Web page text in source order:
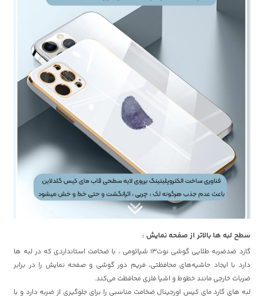
سطح لبه ها بالاتر از صفحه نمایش :
گارد ضدضربه طلایی گوشی نوت13 شیائومی ، با ضخامت استانداردی که در لبه ها
دارد با ایجاد حاشیه‌های محافظتی، فریم دور گوشی و صفحه نمایش را در برابر
ضربات خارجی مانند خطوط و اشیا فلزی محافظت می‌کند.
لبه های گارد مای کیس اورجینال ضخامت مناسبی را برای جلوگیری از ضربه دارد و با